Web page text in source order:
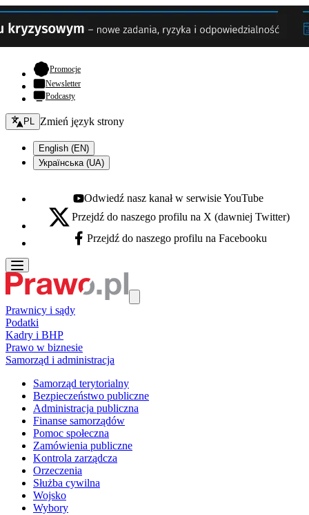
Promocje- otwiera się w nowej karcie
Newsletter
Podcasty
Zmień język - bieżący:
PL Zmień język strony
English (EN)
Українська (UA)
Youtube - otwiera się w nowej karcie
Odwiedź nasz kanał w serwisie YouTube
X - otwiera się w nowej karcie
Przejdź do naszego profilu na X (dawniej Twitter)
Facebook - otwiera się w nowej karcie
Przejdź do naszego profilu na Facebooku
Prawnicy i sądy
Podatki
Kadry i BHP
Prawo w biznesie
Samorząd i administracja
Samorząd terytorialny
Bezpieczeństwo publiczne
Administracja publiczna
Finanse samorządów
Pomoc społeczna
Zamówienia publiczne
Kontrola zarządcza
Orzeczenia
Służba cywilna
Wojsko
Wybory